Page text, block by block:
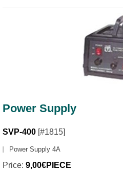
Power Supply
SVP-400 [#1815]
Power Supply 4A
Price: 9,00€PIECE